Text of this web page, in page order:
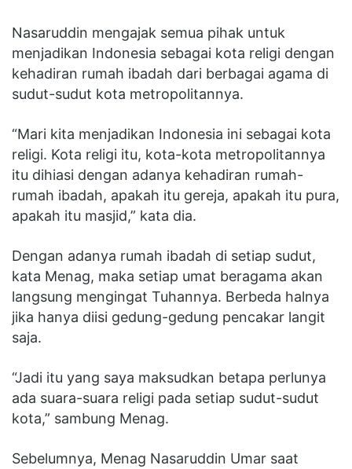
Nasaruddin mengajak semua pihak untuk
menjadikan Indonesia sebagai kota religi dengan
kehadiran rumah ibadah dari berbagai agama di
sudut-sudut kota metropolitannya.
“Mari kita menjadikan Indonesia ini sebagai kota
religi. Kota religi itu, kota-kota metropolitannya
itu dihiasi dengan adanya kehadiran rumah-
rumah ibadah, apakah itu gereja, apakah itu pura,
apakah itu masjid,” kata dia.
Dengan adanya rumah ibadah di setiap sudut,
kata Menag, maka setiap umat beragama akan
langsung mengingat Tuhannya. Berbeda halnya
jika hanya diisi gedung-gedung pencakar langit
saja.
“Jadi itu yang saya maksudkan betapa perlunya
ada suara-suara religi pada setiap sudut-sudut
kota,” sambung Menag.
Sebelumnya, Menag Nasaruddin Umar saat